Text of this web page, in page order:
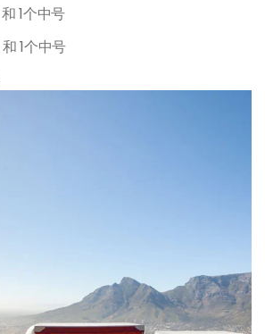
和1个中号
和1个中号